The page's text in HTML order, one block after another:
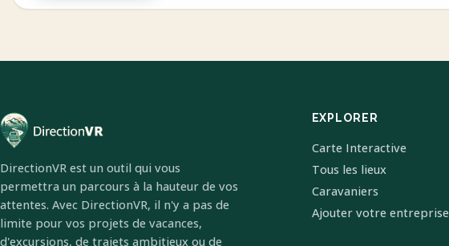
DirectionVR est un outil qui vous
permettra un parcours à la hauteur de vos
attentes. Avec DirectionVR, il n'y a pas de
limite pour vos projets de vacances,
d'excursions, de trajets ambitieux ou de
EXPLORER
Carte Interactive
Tous les lieux
Caravaniers
Ajouter votre entreprise